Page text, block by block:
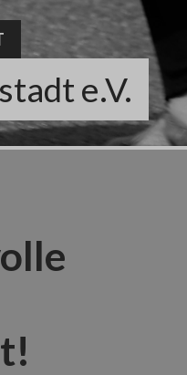
e.V.